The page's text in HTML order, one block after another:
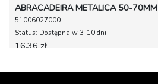
ABRACADEIRA METALICA 50-70MM
51006027000
Status: Dostępna w 3-10 dni
16.36 zł